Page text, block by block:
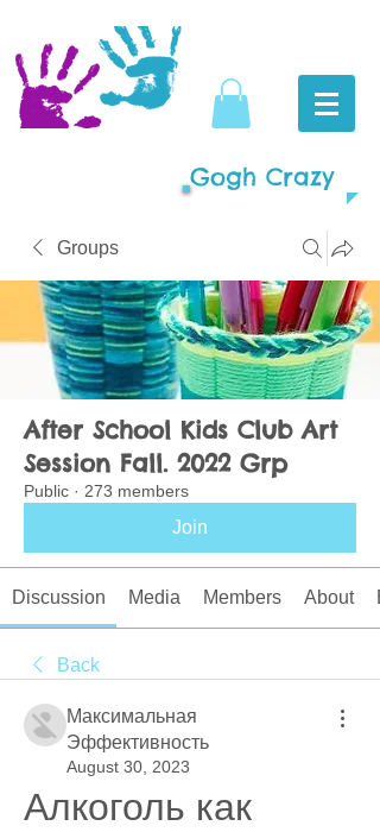
Gogh Crazy
Groups
After School Kids Club Art
Session Fall. 2022 Grp
Public · 273 members
Join
Discussion Media Members About
Back
Максимальная
Эффективность
August 30, 2023
Алкоголь как